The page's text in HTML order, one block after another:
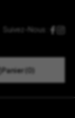
Suivez-Nous :
Panier (0)